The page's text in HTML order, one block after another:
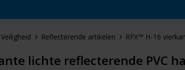
Veiligheid Reflecterende artikelen RFX™ H-16
lichte reflecterende PVC